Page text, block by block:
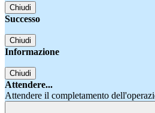
Chiudi
Successo
Chiudi
Informazione
Chiudi
Attendere...
Attendere il completamento